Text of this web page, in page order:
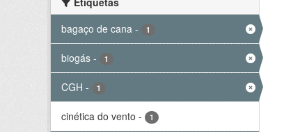
bagaço de cana - 1
biogás - 1
CGH - 1
cinética do vento - 1